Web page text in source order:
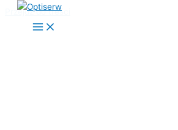
Przejdź do treści